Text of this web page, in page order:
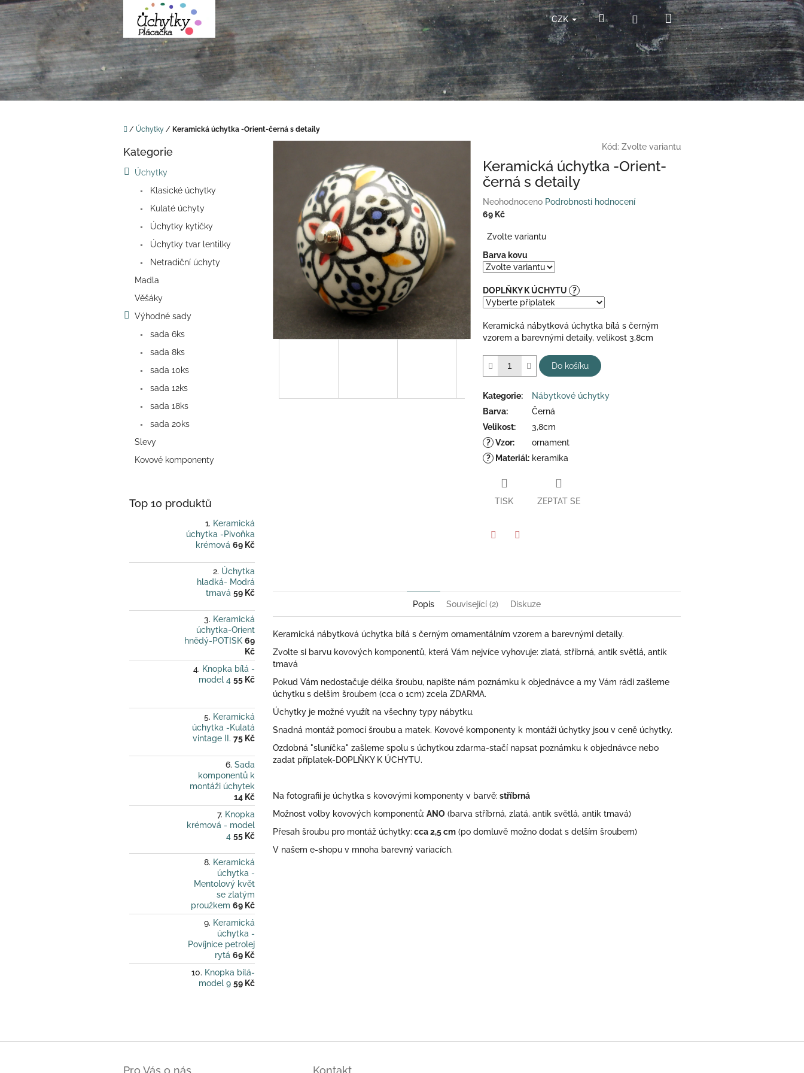
Přejít
na
obsah
CZK HledatPřihlášeníNákupní
košík
Domů
/ Úchytky / Keramická úchytka -Orient-černá s detaily
Přeskočit
Kategorie
Úchytky
Klasické úchytky
Kulaté úchyty
Úchytky kytičky
Úchytky tvar lentilky
Netradiční úchyty
Madla
Věšáky
Výhodné sady
sada 6ks
sada 8ks
sada 10ks
sada 12ks
sada 18ks
sada 20ks
Slevy
Kovové komponenty
Top 10 produktů
Keramická
úchytka -Pivoňka
krémová 69 Kč
Úchytka
hladká- Modrá
tmavá 59 Kč
Keramická
úchytka-Orient
hnědý-POTISK 69
Kč
Knopka bílá -
model 4 55 Kč
Keramická
úchytka -Kulatá
vintage II. 75 Kč
Sada
komponentů k
montáži úchytek
14 Kč
Knopka
krémová - model
4 55 Kč
Keramická
úchytka -
Mentolový květ
se zlatým
proužkem 69 Kč
Keramická
úchytka -
Povíjnice petrolej
rytá 69 Kč
Knopka bílá-
model 9 59 Kč
Kód: Zvolte variantu
Keramická úchytka -Orient-
černá s detaily
Průměrné
hodnocení
je
0,0
z
5
hvězdiček.
Neohodnoceno Podrobnosti hodnocení
69 Kč
cena:
Zvolte variantu
Barva kovu
DOPLŇKY K ÚCHYTU ?
Keramická nábytková úchytka bílá s černým
vzorem a barevnými detaily, velikost 3,8cm
Do košíku
Kategorie:
Nábytkové úchytky
Barva:
Černá
Velikost:
3,8cm
? Vzor:
ornament
? Materiál: keramika
TISK ZEPTAT SE
Popis Související (2) Diskuze
Keramická nábytková úchytka bílá s černým ornamentálním vzorem a barevnými detaily.
Zvolte si barvu kovových komponentů, která Vám nejvíce vyhovuje: zlatá, stříbrná, antik světlá, antik
tmavá
Pokud Vám nedostačuje délka šroubu, napište nám poznámku k objednávce a my Vám rádi zašleme
úchytku s delším šroubem (cca o 1cm) zcela ZDARMA.
Úchytky je možné využít na všechny typy nábytku.
Snadná montáž pomocí šroubu a matek. Kovové komponenty k montáži úchytky jsou v ceně úchytky.
Ozdobná "sluníčka" zašleme spolu s úchytkou zdarma-stačí napsat poznámku k objednávce nebo
zadat příplatek-DOPLŇKY K ÚCHYTU.
Na fotografii je úchytka s kovovými komponenty v barvě: stříbrná
Možnost volby kovových komponentů: ANO (barva stříbrná, zlatá, antik světlá, antik tmavá)
Přesah šroubu pro montáž úchytky: cca 2,5 cm (po domluvě možno dodat s delším šroubem)
V našem e-shopu v mnoha barevný variacích.